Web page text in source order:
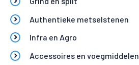
Authentieke metselstenen
Infra en Agro
Accessoires en voegmiddelen